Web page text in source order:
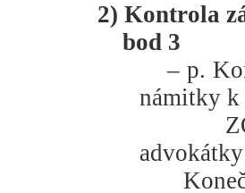
2) Kontrola
bod 3
– p.
námitky k